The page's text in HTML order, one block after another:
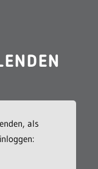
als